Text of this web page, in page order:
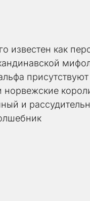
известен как
норвежские
и